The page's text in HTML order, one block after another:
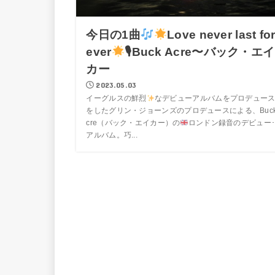
今日の1曲
Love never last for
ever
🎙Buck Acre〜バック・エイ
カー
2023.05.03
イーグルスの鮮烈
なデビューアルバムをプロデュース
をしたグリン・ジョーンズのプロデュースによる、
cre（バック・エイカー）の
ロンドン録音のデビュー･
アルバム。巧...